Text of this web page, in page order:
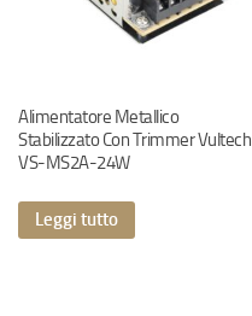
Alimentatore Metallico
Stabilizzato Con Trimmer Vultech
VS-MS2A-24W
Leggi tutto